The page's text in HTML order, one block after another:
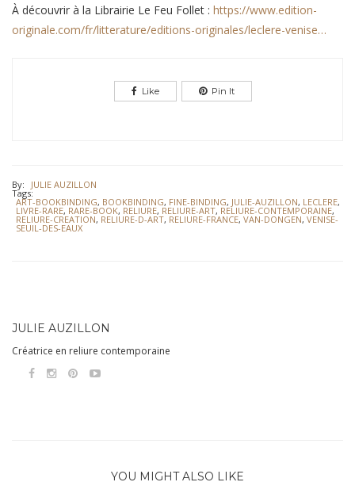
À découvrir à la Librairie Le Feu Follet : https://www.edition-
originale.com/fr/litterature/editions-originales/leclere-venise…
Like Pin It
By: JULIE AUZILLON
Tags:
ART-BOOKBINDING, BOOKBINDING, FINE-BINDING, JULIE-AUZILLON, LECLERE,
LIVRE-RARE, RARE-BOOK, RELIURE, RELIURE-ART, RELIURE-CONTEMPORAINE,
RELIURE-CREATION, RELIURE-D-ART, RELIURE-FRANCE, VAN-DONGEN, VENISE-
SEUIL-DES-EAUX
JULIE AUZILLON
Créatrice en reliure contemporaine
YOU MIGHT ALSO LIKE